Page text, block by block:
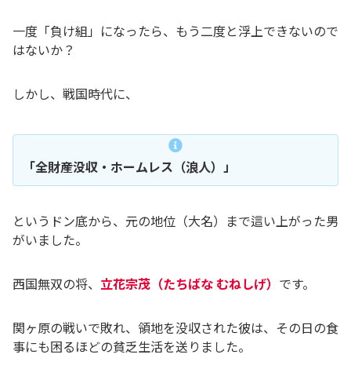
一度「負け組」になったら、もう二度と浮上できないので
はないか？
しかし、戦国時代に、
「全財産没収・ホームレス（浪人）」
というドン底から、元の地位（大名）まで這い上がった男
がいました。
西国無双の将、 立花宗茂（たちばな むねしげ） です。
関ヶ原の戦いで敗れ、領地を没収された彼は、その日の食
事にも困るほどの貧乏生活を送りました。